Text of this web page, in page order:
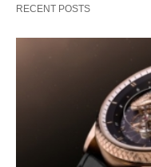
RECENT POSTS